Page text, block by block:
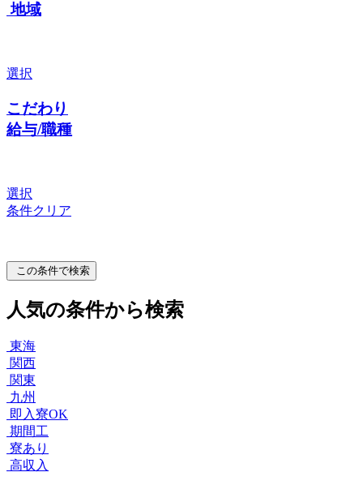
地域
選択
こだわり
給与/職種
選択
条件クリア
この条件で検索
人気の条件から検索
東海
関西
関東
九州
即入寮OK
期間工
寮あり
高収入